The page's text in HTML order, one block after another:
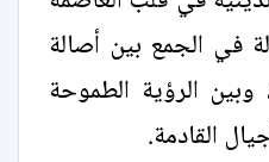
في الجمع بين أصالة
وبين الرؤية الطموحة
القادمة.